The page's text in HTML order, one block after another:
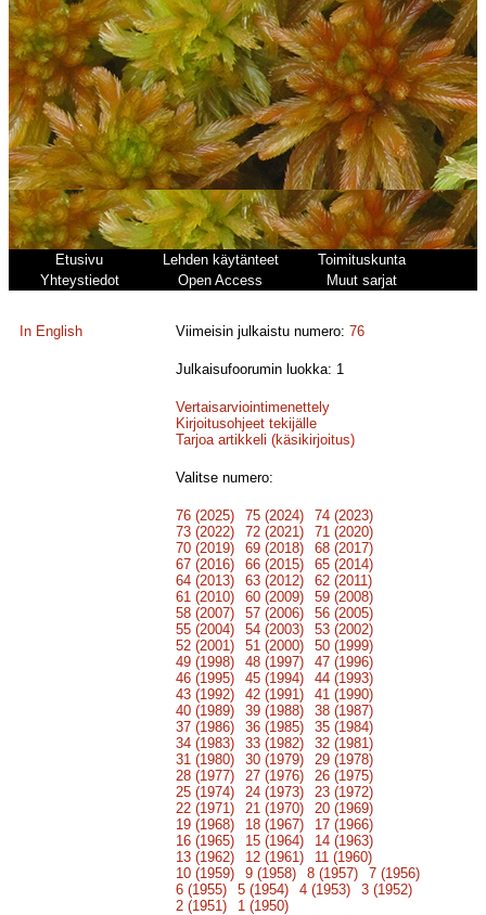
Etusivu Lehden käytänteet
Toimituskunta
Yhteystiedot
Open Access Muut sarjat
In English Viimeisin julkaistu numero:76
Julkaisufoorumin luokka: 1
Vertaisarviointimenettely
Kirjoitusohjeet tekijälle
Tarjoa artikkeli (käsikirjoitus)
Valitse numero:
76 (2025) 75 (2024)
74 (2023)
73 (2022)
72 (2021)
71 (2020)
70 (2019)
69 (2018)
68 (2017)
67 (2016)
66 (2015)
65 (2014)
64 (2013)
63 (2012)
62 (2011)
61 (2010)
60 (2009)
59 (2008)
58 (2007)
57 (2006)
56 (2005)
55 (2004)
54 (2003)
53 (2002)
52 (2001)
51 (2000)
50 (1999)
49 (1998)
48 (1997)
47 (1996)
46 (1995)
45 (1994)
44 (1993)
43 (1992)
42 (1991)
41 (1990)
40 (1989)
39 (1988)
38 (1987)
37 (1986)
36 (1985)
35 (1984)
34 (1983)
33 (1982)
32 (1981)
31 (1980)
30 (1979)
29 (1978)
28 (1977)
27 (1976)
26 (1975)
25 (1974)
24 (1973)
23 (1972)
22 (1971)
21 (1970)
20 (1969)
19 (1968)
18 (1967)
17 (1966)
16 (1965)
15 (1964)
14 (1963)
13 (1962)
12 (1961)
11 (1960)
10 (1959)
9 (1958) 8 (1957)
7 (1956)
6 (1955)
5 (1954) 4 (1953)
3 (1952)
2 (1951)
1 (1950)